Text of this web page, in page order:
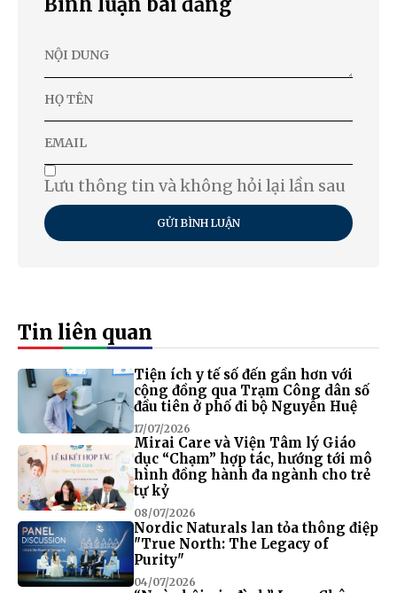
Lưu thông tin và không hỏi lại lần sau
GỬI BÌNH LUẬN
Tin liên quan
Tiện ích y tế số đến gần hơn với
cộng đồng qua Trạm Công dân số
đầu tiên ở phố đi bộ Nguyễn Huệ
17/07/2026
Mirai Care và Viện Tâm lý Giáo
dục “Chạm” hợp tác, hướng tới mô
hình đồng hành đa ngành cho trẻ
tự kỷ
08/07/2026
Nordic Naturals lan tỏa thông điệp
"True North: The Legacy of
Purity"
04/07/2026